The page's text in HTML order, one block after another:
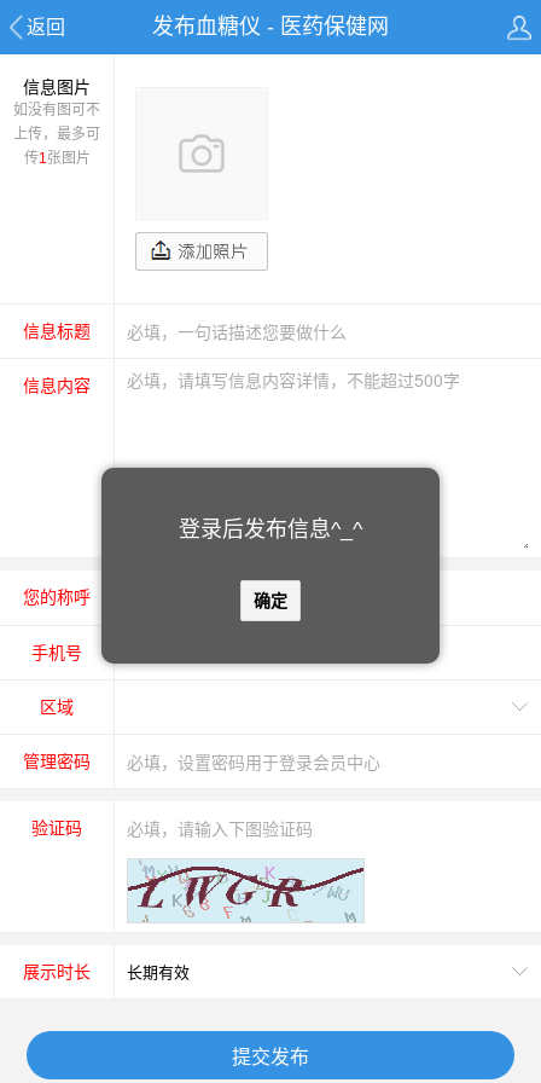
登录后发布信息^_^
确定
返回 发布血糖仪 - 医药保健网
信息图片
如没有图可不
上传，最多可
传1张图片
信息标题
信息内容
您的称呼 女士
手机号
区域
管理密码
验证码
展示时长
提交发布